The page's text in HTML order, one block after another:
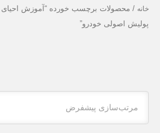
خانه / محصولات برچسب خورده “آموزش احیای
پولیش اصولی خودرو”
مرتب‌سازی پیشفرض